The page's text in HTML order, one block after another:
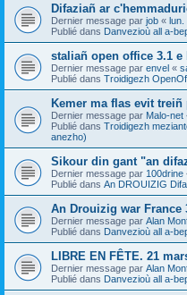
Difaziañ ar
Dernier message par job « lun.
Publié dans Danvezioù all a-
staliañ open office 3.1 e
Dernier message par envel «
Publié dans Troidigezh
Kemer ma flas evit treiñ
Dernier message par Malo-net
Publié dans Troidigezh
anezho)
Sikour din gant "an
Dernier message par 100drine
Publié dans An DROUIZIG
An Drouizig war France
Dernier message par Alan
Publié dans Danvezioù all a-
LIBRE EN FÊTE. 21
Dernier message par Alan
Publié dans Danvezioù all a-